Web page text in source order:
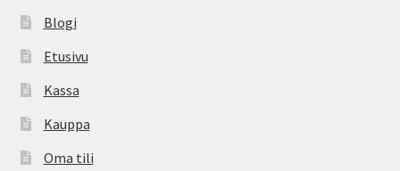
Blogi
Etusivu
Kassa
Kauppa
Oma tili